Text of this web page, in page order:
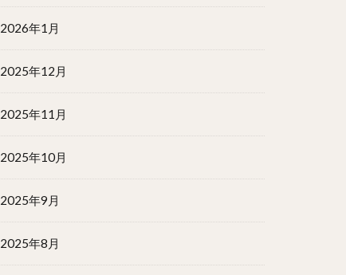
2026年1月
2025年12月
2025年11月
2025年10月
2025年9月
2025年8月